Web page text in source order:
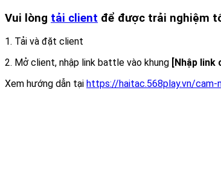
Vui lòng tải client để được trải nghiệm
1. Tải và đặt client
2. Mở client, nhập link battle vào khung
[Nhập link
Xem hướng dẫn tại https://haitac.568play.vn/cam-